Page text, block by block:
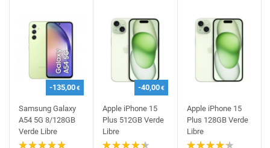
-135,00€
Samsung Galaxy
A54 5G 8/128GB
Verde Libre
-40,00€
Apple iPhone 15
Plus 512GB Verde
Libre
Apple iPhone 15
Plus 128GB Verde
Libre